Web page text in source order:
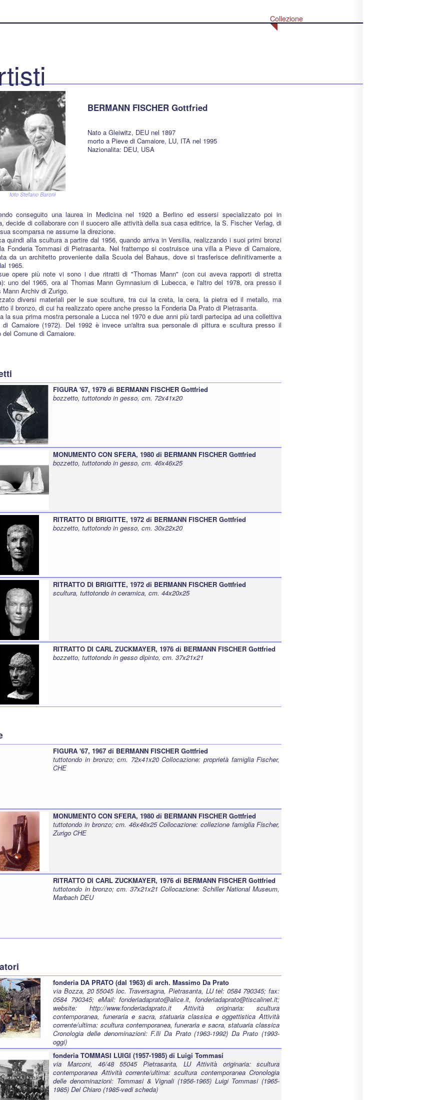
Collezione
foto Stefano Baroni
BERMANN FISCHER Gottfried
Nato a Gleiwitz, DEU nel 1897
morto a Pieve di Camaiore, LU, ITA nel 1995
Nazionalita: DEU, USA
conseguito una laurea in Medicina nel 1920 a Berlino ed essersi specializzato poi in
decide di collaborare con il suocero alle attività della sua casa editrice, la S. Fischer Verlag, di
scomparsa ne assume la direzione.
quindi alla scultura a partire dal 1956, quando arriva in Versilia, realizzando i suoi primi bronzi
Fonderia Tommasi di Pietrasanta. Nel frattempo si costruisce una villa a Pieve di Camaiore,
da un architetto proveniente dalla Scuola del Bahaus, dove si trasferisce definitivamente a
1965.
opere più note vi sono i due ritratti di "Thomas Mann" (con cui aveva rapporti di stretta
uno del 1965, ora al Thomas Mann Gymnasium di Lubecca, e l'altro del 1978, ora presso il
Mann Archiv di Zurigo.
diversi materiali per le sue sculture, tra cui la creta, la cera, la pietra ed il metallo, ma
il bronzo, di cui ha realizzato opere anche presso la Fonderia Da Prato di Pietrasanta.
la sua prima mostra personale a Lucca nel 1970 e due anni più tardi partecipa ad una collettiva
Camaiore (1972). Del 1992 è invece un'altra sua personale di pittura e scultura presso il
del Comune di Camaiore.
FIGURA '67, 1979 di BERMANN FISCHER Gottfried
bozzetto, tuttotondo in gesso, cm. 72x41x20
MONUMENTO CON SFERA, 1980 di BERMANN FISCHER Gottfried
bozzetto, tuttotondo in gesso, cm. 46x46x25
RITRATTO DI BRIGITTE, 1972 di BERMANN FISCHER Gottfried
bozzetto, tuttotondo in gesso, cm. 30x22x20
RITRATTO DI BRIGITTE, 1972 di BERMANN FISCHER Gottfried
scultura, tuttotondo in ceramica, cm. 44x20x25
RITRATTO DI CARL ZUCKMAYER, 1976 di BERMANN FISCHER Gottfried
bozzetto, tuttotondo in gesso dipinto, cm. 37x21x21
FIGURA '67, 1967 di BERMANN FISCHER Gottfried
tuttotondo in bronzo; cm. 72x41x20 Collocazione: proprietà famiglia Fischer,
CHE
MONUMENTO CON SFERA, 1980 di BERMANN FISCHER Gottfried
tuttotondo in bronzo; cm. 46x46x25 Collocazione: collezione famiglia Fischer,
Zurigo CHE
RITRATTO DI CARL ZUCKMAYER, 1976 di BERMANN FISCHER Gottfried
tuttotondo in bronzo; cm. 37x21x21 Collocazione: Schiller National Museum,
Marbach DEU
fonderia DA PRATO (dal 1963) di arch. Massimo Da Prato
via Bozza, 20 55045 loc. Traversagna, Pietrasanta, LU tel: 0584 790345; fax:
0584 790345; eMail: fonderiadaprato@alice.it, fonderiadaprato@tiscalinet.it;
website: http://www.fonderiadaprato.itAttività originaria: scultura
contemporanea, funeraria e sacra, statuaria classica e oggettistica Attività
corrente/ultima: scultura contemporanea, funeraria e sacra, statuaria classica
Cronologia delle denominazioni: F.lli Da Prato (1963-1992) Da Prato (1993-
oggi)
fonderia TOMMASI LUIGI (1957-1985) di Luigi Tommasi
via Marconi, 46/48 55045 Pietrasanta, LU Attività originaria: scultura
contemporanea Attività corrente/ultima: scultura contemporanea Cronologia
delle denominazioni: Tommasi & Vignali (1956-1965) Luigi Tommasi (1965-
1985) Del Chiaro (1985-vedi scheda)